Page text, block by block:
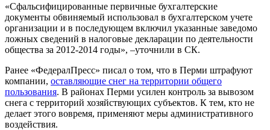
«Сфальсифицированные первичные бухгалтерские
документы обвиняемый использовал в бухгалтерском учете
организации и в последующем включил указанные заведомо
ложных сведений в налоговые декларации по деятельности
общества за 2012-2014 годы», –уточнили в СК.
Ранее «ФедералПресс» писал о том, что в Перми штрафуют
компании, оставляющие снег на территории общего
пользования. В районах Перми усилен контроль за вывозом
снега с территорий хозяйствующих субъектов. К тем, кто не
делает этого вовремя, применяют меры административного
воздействия.